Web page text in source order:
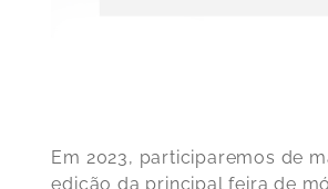
Em 2023, participaremos de
edição da principal feira de